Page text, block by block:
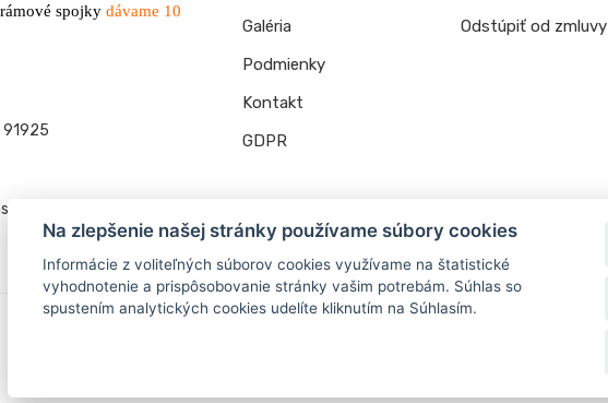
spojky dávame 10
91925
Galéria
Podmienky
Kontakt
GDPR
Odstúpiť od zmluvy
Na zlepšenie našej stránky používame súbory cookies
Informácie z voliteľných súborov cookies využívame na štatistické
vyhodnotenie a prispôsobovanie stránky vašim potrebám. Súhlas so
spustením analytických cookies udelíte kliknutím na Súhlasím.